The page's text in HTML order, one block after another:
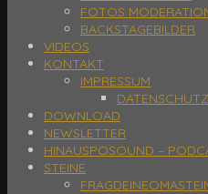
FOTOS
BACKSTAGEBILDER
VIDEOS
KONTAKT
IMPRESSUM
DOWNLOAD
NEWSLETTER
HINAUSPOSOUND –
STEINE